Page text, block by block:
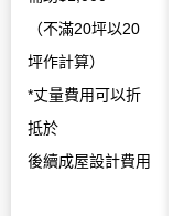
（不滿20坪以20
坪作計算）
*丈量費用可以折
抵於
後續成屋設計費用